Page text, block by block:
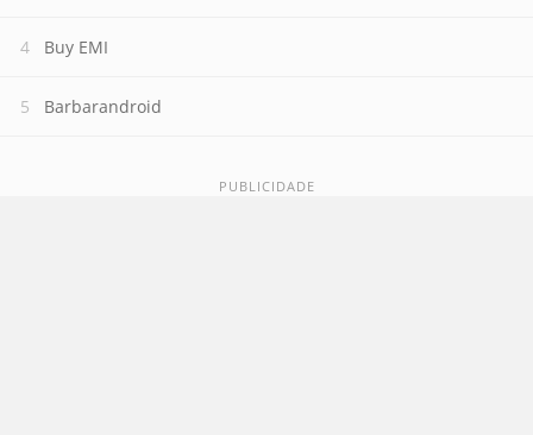
Buy EMI
Barbarandroid